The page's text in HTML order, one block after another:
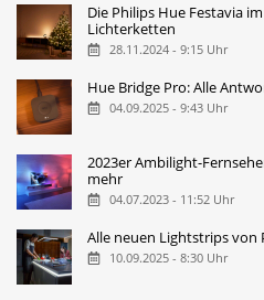
Die Philips Hue Festavia
Lichterketten
28.11.2024 - 9:15 Uhr
Hue Bridge Pro: Alle
04.09.2025 - 9:43 Uhr
2023er Ambilight-
mehr
04.07.2023 - 11:52 Uhr
Alle neuen Lightstrips von
10.09.2025 - 8:30 Uhr